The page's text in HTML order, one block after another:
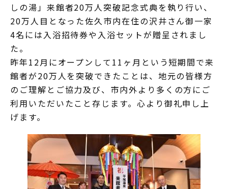
しの湯」来館者20万人突破記念式典を執り行い、
20万人目となった佐久市内在住の沢井さん御一家
4名には入浴招待券や入浴セットが贈呈されまし
た。
昨年12月にオープンして11ヶ月という短期間で来
館者が20万人を突破できたことは、地元の皆様方
のご理解とご協力及び、市内外より多くの方にご
利用いただいたこと存じます。心より御礼申し上
げます。